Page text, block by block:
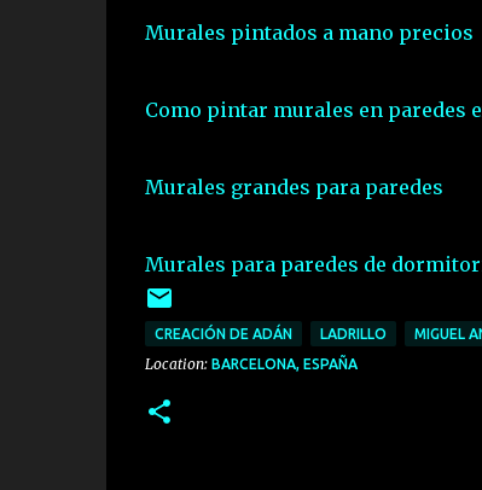
Murales pintados a mano precios
Como pintar murales en paredes
Murales grandes para paredes
Murales para paredes de
CREACIÓN DE ADÁN LADRILLO MIGUEL
Location: BARCELONA, ESPAÑA